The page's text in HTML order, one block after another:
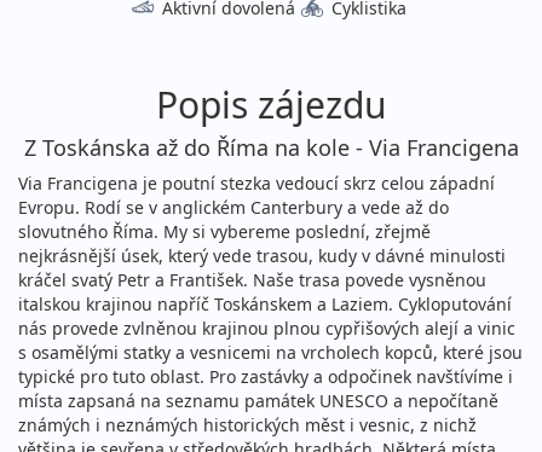
Aktivní dovolená Cyklistika
Popis zájezdu
Z Toskánska až do Říma na kole - Via Francigena
Via Francigena je poutní stezka vedoucí skrz celou západní
Evropu. Rodí se v anglickém Canterbury a vede až do
slovutného Říma. My si vybereme poslední, zřejmě
nejkrásnější úsek, který vede trasou, kudy v dávné minulosti
kráčel svatý Petr a František. Naše trasa povede vysněnou
italskou krajinou napříč Toskánskem a Laziem. Cykloputování
nás provede zvlněnou krajinou plnou cypřišových alejí a vinic
s osamělými statky a vesnicemi na vrcholech kopců, které jsou
typické pro tuto oblast. Pro zastávky a odpočinek navštívíme i
místa zapsaná na seznamu památek UNESCO a nepočítaně
známých i neznámých historických měst i vesnic, z nichž